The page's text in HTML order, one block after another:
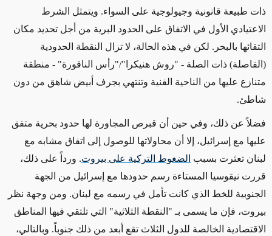
ذات طبيعة قانونية وجيولوجية على السواء. ويتمثل الشرط
الاعتيادي الأول في الاتفاق على الحدود البرية من أجل تحديد مكان
التقائها بالبحر. لكن في هذه الحالة، لا تزال النقطة الحدودية
(الفاصلة) ذات الصلة - "روش هنيكرا"/"رأس الناقورة" - منطقة
متنازع عليها من الناحية الفنية وتنتهي بجرف أبيض شاهق من دون
شاطئ.
فضلاً عن ذلك، وفي حين أن قبرص المجاورة لها حدود بحرية متفق
عليها مع إسرائيل، إلا أن محاولاتها للوصول إلى اتفاق مشابه مع
لبنان تعثرت بسبب الضغوط التركية على بيروت. ورداً على ذلك،
قررت نيقوسيا المستاءة رسم حدودها مع إسرائيل من الجهة
الجنوبية للخط الذي كانت تأمل في رسمه مع لبنان. ومن وجهة نظر
بيروت، فإن ما يسمى بـ "النقطة الثلاثية" التي تلتقي فيها المناطق
الاقتصادية الخالصة للدول الثلاث تقع أبعد من ذلك جنوباً. وبالتالي،